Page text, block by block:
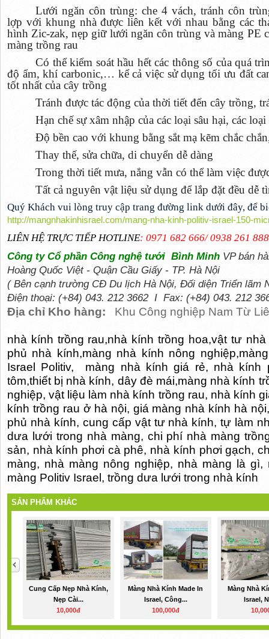
Lưới ngăn côn trùng: che 4 vách, tránh côn
lợp với khung nhà được liên kết với nhau bằng các
hình Zic-zak, nẹp giữ lưới ngăn côn trùng và màng PE
màng trồng rau
Có thể kiểm soát hầu hết các thông số của quá
độ ẩm, khí carbonic,… kể cả việc sử dụng tối ưu đất
tốt nhất của cây trồng
Tránh được tác động của thời tiết đến cây trồng,
Hạn chế sự xâm nhập của các loại sâu hại, các
Độ bền cao với khung bằng sắt mạ kẽm chắc
Thay thế, sửa chữa, di chuyển dễ dàng
Trong thời tiết mưa, nắng vẫn có thể làm việc
Tất cả nguyên vật liệu sử dụng để lắp đặt đều dễ
Quý Khách vui lòng truy cập trang đường link dưới đây, để
http://mangnhakinhisrael.com/mang-nha-kinh-politiv-israel-150-
LIÊN HỆ TRỰC TIẾP HOTLINE: 0971 682 666/ 0938 261
Công ty Cổ phần Công nghệ tưới Bình MinhVP bán
Hoàng Quốc Việt - Quận Cầu Giấy - TP. Hà Nội
( Bên cạnh trường CĐ Du lịch Hà Nội, Đối diện Triển lãm
Điện thoại: (+84) 043. 212 3662 I Fax: (+84) 043. 212
Địa chỉ Kho hàng: Khu Công nghiệp Nam Từ
nhà kính trồng rau,nhà kính trồng hoa,vật tư
phủ nhà kính,màng nhà kính nông
Israel Politiv,
màng nhà kính giá rẻ, nhà kính
tôm,thiết bị nhà kính, dây đè mái,màng nhà kính
nghiệp, vật liệu làm nhà kính trồng rau, nhà kính
kính trồng rau ở hà nội, giá màng nhà kính hà
phủ nhà kính, cung cấp vật tư nhà kính, tự làm
dưa lưới trong nhà màng, chi phí nhà màng
sản, nhà kính phơi cà phê, nhà kính phơi gạch,
màng, nhà màng nông nghiệp, nhà màng là
màng Politiv Israel, trồng dưa lưới trong nhà kính
SẢN PHẨM KHÁC
Cung Cấp Nẹp Nhà Kính,
Nẹp Cài...
10,000đ
Màng Nhà Kính Made In
Israel, Công...
100,000đ
Màng Nhà
Israel,